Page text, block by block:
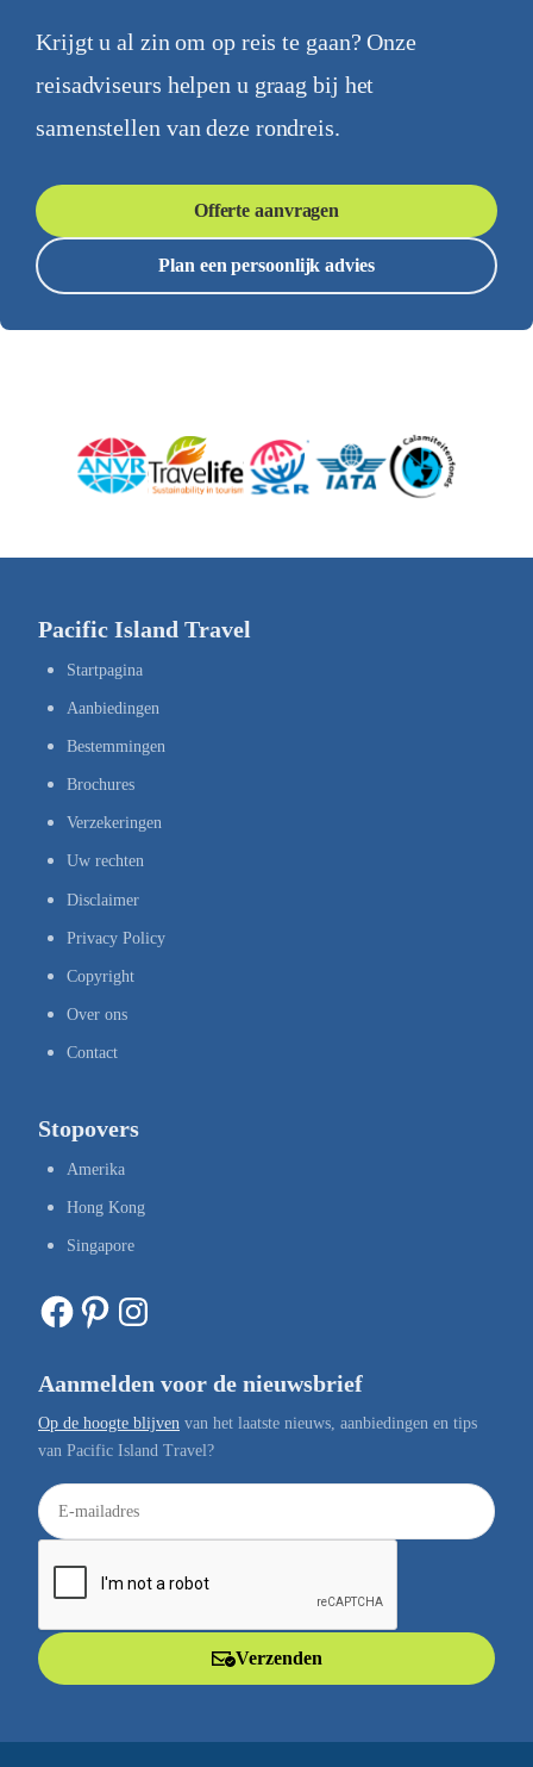
Krijgt u al zin om op reis te gaan? Onze
reisadviseurs helpen u graag bij het
samenstellen van deze rondreis.
Offerte aanvragen
Plan een persoonlijk advies
Pacific Island Travel
Startpagina
Aanbiedingen
Bestemmingen
Brochures
Verzekeringen
Uw rechten
Disclaimer
Privacy Policy
Copyright
Over ons
Contact
Stopovers
Amerika
Hong Kong
Singapore
Facebook Pinterest Instagram
Aanmelden voor de nieuwsbrief
Op de hoogte blijven van het laatste nieuws, aanbiedingen en tips
van Pacific Island Travel?
E
-
a
Verzenden